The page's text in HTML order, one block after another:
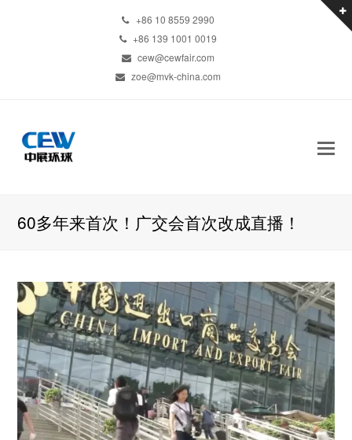
+86 10 8559 2990
+86 139 1001 0019
cew@cewfair.com
zoe@mvk-china.com
60多年来首次！广交会首次改成直播！